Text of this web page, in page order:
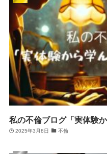
私の不倫ブログ「実体験
2025年3月8日 不倫